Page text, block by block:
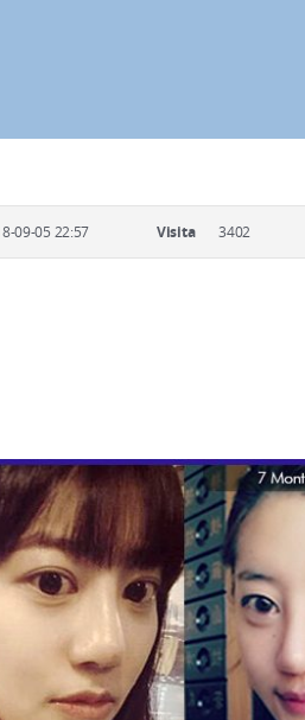
09-05 22:57 Visita 3402